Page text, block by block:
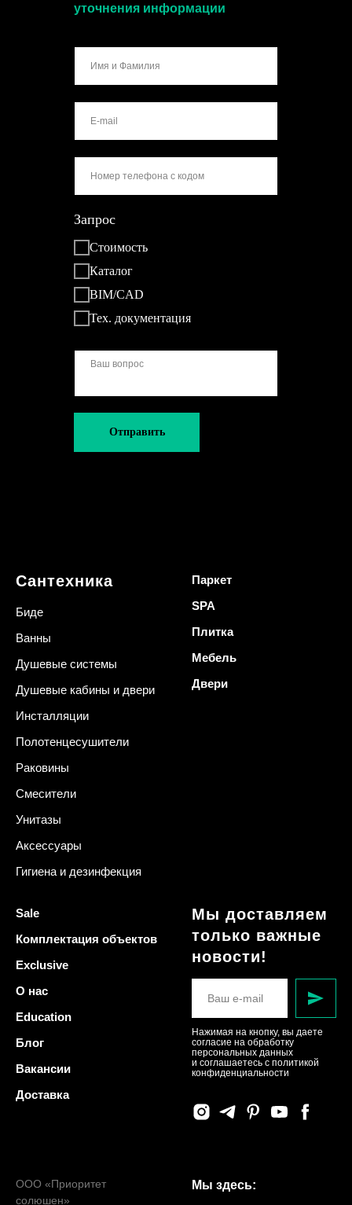
Запрос
Стоимость
Каталог
BIM/CAD
Тех. документация
Отправить
уточнения информации
Сантехника
Биде
Ванны
Душевые системы
Душевые кабины и двери
Инсталляции
Полотенцесушители
Раковины
Смесители
Унитазы
Аксессуары
Гигиена и дезинфекция
Паркет
SPA
Плитка
Мебель
Двери
Sale
Комплектация объектов
Exclusive
О нас
Education
Блог
Вакансии
Доставка
Мы доставляем
только важные
новости!
Нажимая на кнопку, вы даете
согласие на обработку
персональных данных
и соглашаетесь c политикой
конфиденциальности
ООО «Приоритет
солюшен»
Мы здесь: